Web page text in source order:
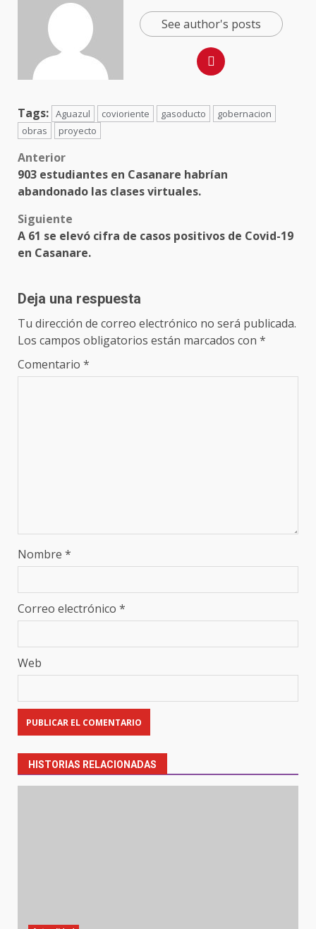
See author's posts
Tags: Aguazul covioriente gasoducto
gobernacion
obras
proyecto
Anterior
903 estudiantes en Casanare habrían
abandonado las clases virtuales.
Siguiente
A 61 se elevó cifra de casos positivos de Covid-19
en Casanare.
Deja una respuesta
Tu dirección de correo electrónico no será publicada.
Los campos obligatorios están marcados con *
Comentario *
Nombre *
Correo electrónico *
Web
HISTORIAS RELACIONADAS